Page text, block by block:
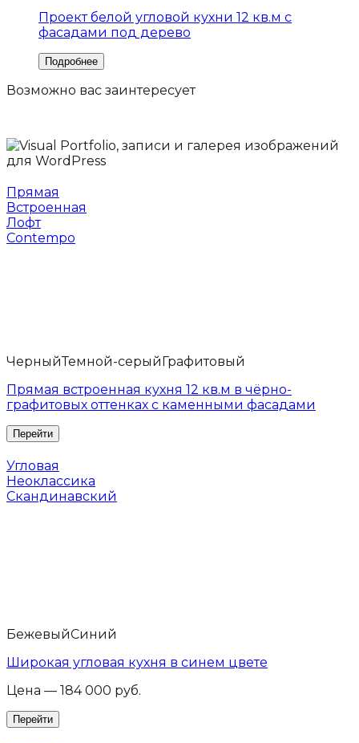
Проект белой угловой кухни 12 кв.м с
фасадами под дерево
Возможно вас заинтересует
Прямая
Встроенная
Лофт
Contempo
ЧерныйТемной-серыйГрафитовый
Прямая встроенная кухня 12 кв.м в чёрно-
графитовых оттенках с каменными фасадами
Угловая
Неоклассика
Скандинавский
БежевыйСиний
Широкая угловая кухня в синем цвете
Цена — 184 000 руб.